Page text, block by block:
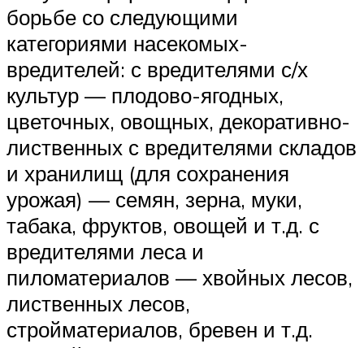
борьбе со следующими
категориями насекомых-
вредителей: с вредителями с/х
культур — плодово-ягодных,
цветочных, овощных, декоративно-
лиственных с вредителями складов
и хранилищ (для сохранения
урожая) — семян, зерна, муки,
табака, фруктов, овощей и т.д. с
вредителями леса и
пиломатериалов — хвойных лесов,
лиственных лесов,
стройматериалов, бревен и т.д.